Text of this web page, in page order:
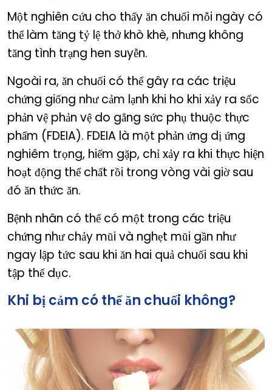
Một nghiên cứu cho thấy ăn chuối mỗi ngày có
thể làm tăng tỷ lệ thở khò khè, nhưng không
tăng tình trạng hen suyễn.
Ngoài ra, ăn chuối có thể gây ra các triệu
chứng giống như cảm lạnh khi ho khi xảy ra sốc
phản vệ phản vệ do gắng sức phụ thuộc thực
phẩm (FDEIA). FDEIA là một phản ứng dị ứng
nghiêm trọng, hiếm gặp, chỉ xảy ra khi thực hiện
hoạt động thể chất rồi trong vòng vài giờ sau
đó ăn thức ăn.
Bệnh nhân có thể có một trong các triệu
chứng như chảy mũi và nghẹt mũi gần như
ngay lập tức sau khi ăn hai quả chuối sau khi
tập thể dục.
Khi bị cảm có thể ăn chuối không?